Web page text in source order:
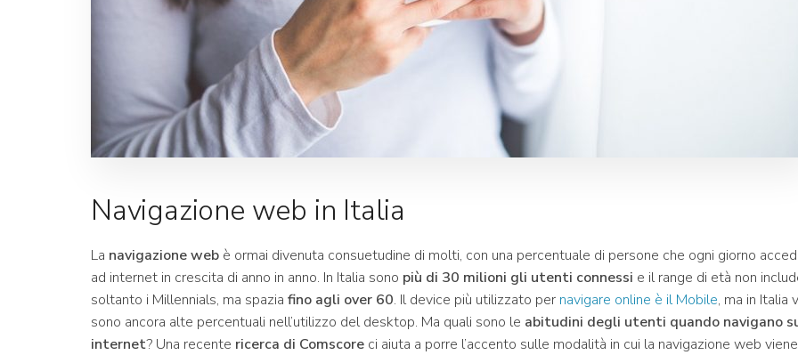
Navigazione web in Italia
La navigazione web è ormai divenuta consuetudine di molti, con una percentuale di persone che ogni giorno
ad internet in crescita di anno in anno. In Italia sono più di 30 milioni gli utenti connessi e il range di età non
soltanto i Millennials, ma spazia fino agli over 60. Il device più utilizzato per navigare online è il Mobile, ma in Italia
sono ancora alte percentuali nell’utilizzo del desktop. Ma quali sono le abitudini degli utenti quando navigano
internet? Una recente ricerca di Comscore ci aiuta a porre l’accento sulle modalità in cui la navigazione web viene